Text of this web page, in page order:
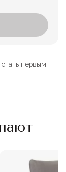
первым!